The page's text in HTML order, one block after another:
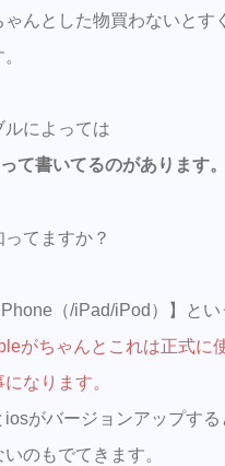
ゃんとした物買わないとす
ルによっては
て書いてるのがあります。
てますか？
iPhone（/iPad/iPod）】と
がちゃんとこれは正式に
なります。
iosがバージョンアップする
のもでてきます。